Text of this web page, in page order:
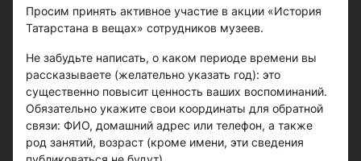
Просим принять активное участие в акции «История
Татарстана в вещах» сотрудников музеев.
Не забудьте написать, о каком периоде времени вы
рассказываете (желательно указать год): это
существенно повысит ценность ваших воспоминаний.
Обязательно укажите свои координаты для обратной
связи: ФИО, домашний адрес или телефон, а также
род занятий, возраст (кроме имени, эти сведения